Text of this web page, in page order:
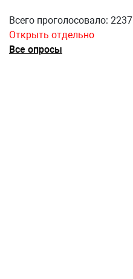
Всего проголосовало: 2237
Открыть отдельно
Все опросы